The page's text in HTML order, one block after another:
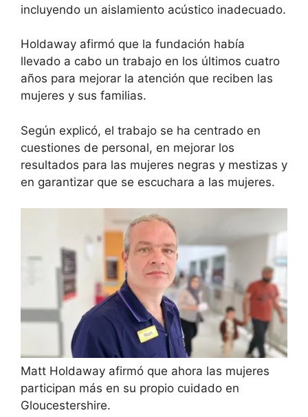
incluyendo un aislamiento acústico inadecuado.
Holdaway afirmó que la fundación había
llevado a cabo un trabajo en los últimos cuatro
años para mejorar la atención que reciben las
mujeres y sus familias.
Según explicó, el trabajo se ha centrado en
cuestiones de personal, en mejorar los
resultados para las mujeres negras y mestizas y
en garantizar que se escuchara a las mujeres.
Matt Holdaway afirmó que ahora las mujeres
participan más en su propio cuidado en
Gloucestershire.